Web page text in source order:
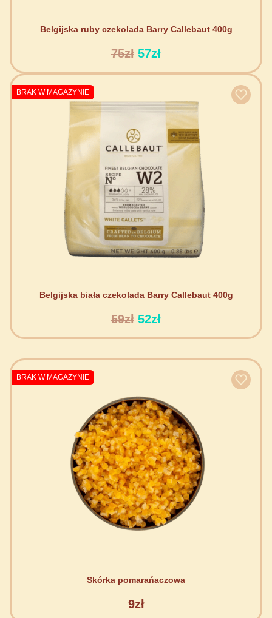
Belgijska ruby czekolada Barry Callebaut 400g
75zł 57zł
BRAK W MAGAZYNIE
Belgijska biała czekolada Barry Callebaut 400g
59zł 52zł
BRAK W MAGAZYNIE
Skórka pomarańaczowa
9zł